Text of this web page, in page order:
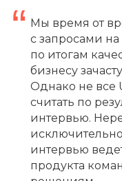
“ Мы время от
с запросами
по итогам
бизнесу
Однако не все
считать по
интервью.
интервью
продукта